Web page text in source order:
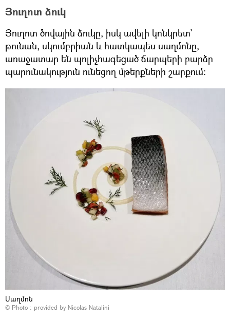
Յուղոտ ձուկ
Յուղոտ ծովային ձուկը, իսկ ավելի կոնկրետ`
թունան, սկումբրիան և հատկապես սաղմոնը,
առաջատար են պոլիչհագեցած ճարպերի բարձր
պարունակություն ունեցող մթերքների շարքում։
Սաղմոն
© Photo : provided by Nicolas Natalini